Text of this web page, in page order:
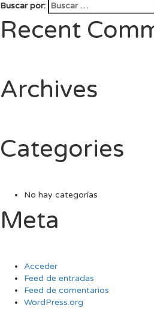
Buscar por:
Recent
Archives
Categories
No hay categorías
Meta
Acceder
Feed de entradas
Feed de comentarios
WordPress.org